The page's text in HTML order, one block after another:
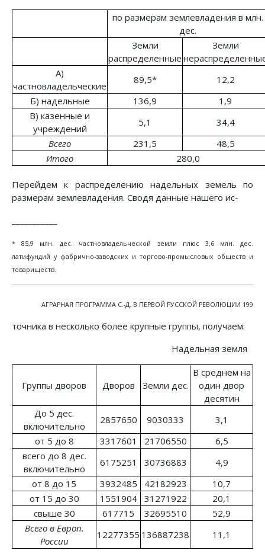
по размерам землевладения в млн.
дес.
Земли
распределенные
Земли
A)
частновладельческие
89,5*
12,2
Б) надельные
136,9
1,9
B) казенные и
учреждений
5,1
34,4
Всего
231,5
48,5
Итого
280,0
Перейдем к распределению надельных земель по
размерам землевладения. Сводя данные нашего ис-
* 85,9 млн. дес. частновладельческой земли плюс 3,6 млн. дес.
латифундий у фабрично-заводских и торгово-промысловых обществ и
товариществ.
АГРАРНАЯ ПРОГРАММА С.-Д. В ПЕРВОЙ РУССКОЙ РЕВОЛЮЦИИ 199
точника в несколько более крупные группы, получаем:
Надельная земля
Группы дворов Дворов Земли дес.
В среднем на
один двор
десятин
До 5 дес.
включительно
2857650 9030333
3,1
от 5 до 8
3317601 21706550
6,5
всего до 8 дес.
включительно
6175251 30736883
4,9
от 8 до 15
3932485 42182923
10,7
от 15 до 30
1551904 31271922
20,1
свыше 30
617715 32695510
52,9
Всего в Европ.
России
12277355 136887238 11,1